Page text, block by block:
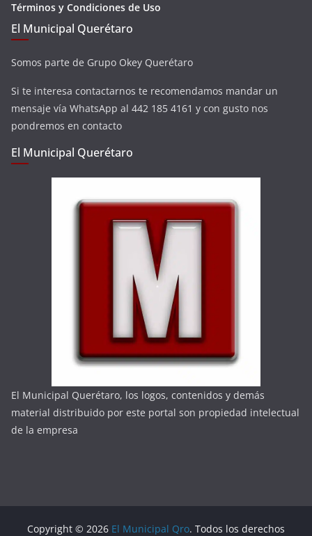
Términos y Condiciones de Uso
El Municipal Querétaro
Somos parte de Grupo Okey Querétaro
Si te interesa contactarnos te recomendamos mandar un
mensaje vía WhatsApp al 442 185 4161 y con gusto nos
pondremos en contacto
El Municipal Querétaro
El Municipal Querétaro, los logos, contenidos y demás
material distribuido por este portal son propiedad intelectual
de la empresa
Copyright © 2026 El Municipal Qro. Todos los derechos